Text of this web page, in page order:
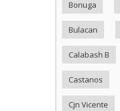
Bonuga
Bulacan
Calabash B
Castanos
Cjn Vicente